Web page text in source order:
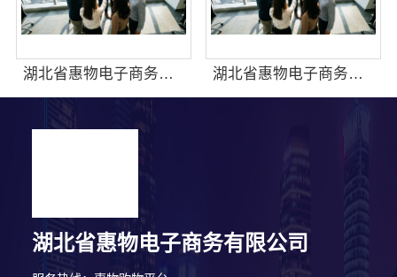
湖北省惠物电子商务有限公司：高效生鲜食品服务商价格一览 湖北省惠物电子商务有限公司：热门日常居家公司价格推荐
湖北省惠物电子商务有限公司